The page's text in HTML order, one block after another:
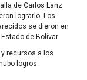
de Carlos Lanz
lograrlo. Los
se dieron en
de Bolívar.
recursos a los
logros